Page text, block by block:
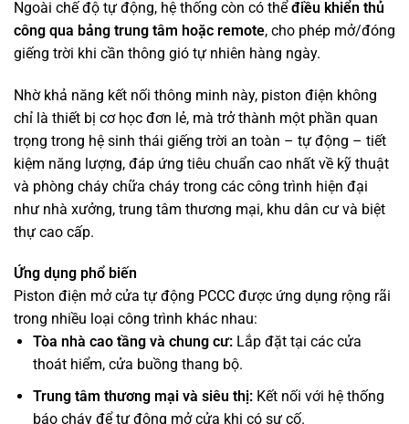
Ngoài chế độ tự động, hệ thống còn có thểđiều khiển thủ
công qua bảng trung tâm hoặc remote, cho phép mở/đóng
giếng trời khi cần thông gió tự nhiên hàng ngày.
Nhờ khả năng kết nối thông minh này, piston điện không
chỉ là thiết bị cơ học đơn lẻ, mà trở thành một phần quan
trọng trong hệ sinh thái giếng trời an toàn – tự động – tiết
kiệm năng lượng, đáp ứng tiêu chuẩn cao nhất về kỹ thuật
và phòng cháy chữa cháy trong các công trình hiện đại
như nhà xưởng, trung tâm thương mại, khu dân cư và biệt
thự cao cấp.
Ứng dụng phổ biến
Piston điện mở cửa tự động PCCC được ứng dụng rộng rãi
trong nhiều loại công trình khác nhau:
Tòa nhà cao tầng và chung cư:Lắp đặt tại các cửa
thoát hiểm, cửa buồng thang bộ.
Trung tâm thương mại và siêu thị:Kết nối với hệ thống
báo cháy để tự động mở cửa khi có sự cố.